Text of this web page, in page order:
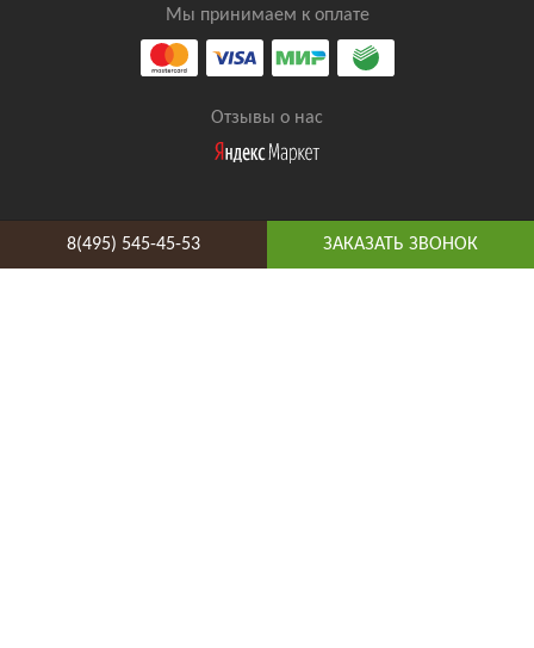
Мы принимаем к оплате
Отзывы о нас
8(495) 545-45-53 ЗАКАЗАТЬ ЗВОНОК